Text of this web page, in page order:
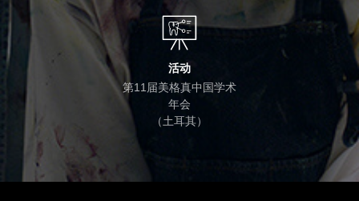
活动
第11届美格真中国学术
年会
（土耳其）